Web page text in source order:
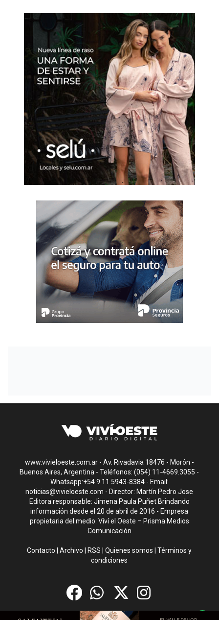
www.vivieloeste.com.ar - Av. Rivadavia 18476 - Morón -
Buenos Aires, Argentina - Teléfonos: (054) 11-4669.3055 -
Whatsapp:+54 9 11 5943-8384 - Email:
noticias@vivieloeste.com - Director: Martín Pedro Jose
Editora responsable: Jimena Paula Puñet Brindando
información desde el 20 de abril de 2016 - Empresa
propietaria del medio: Viví el Oeste – Prisma Medios
Comunicación
Contacto |Archivo RSS |Quienes somos |Términos y
condiciones